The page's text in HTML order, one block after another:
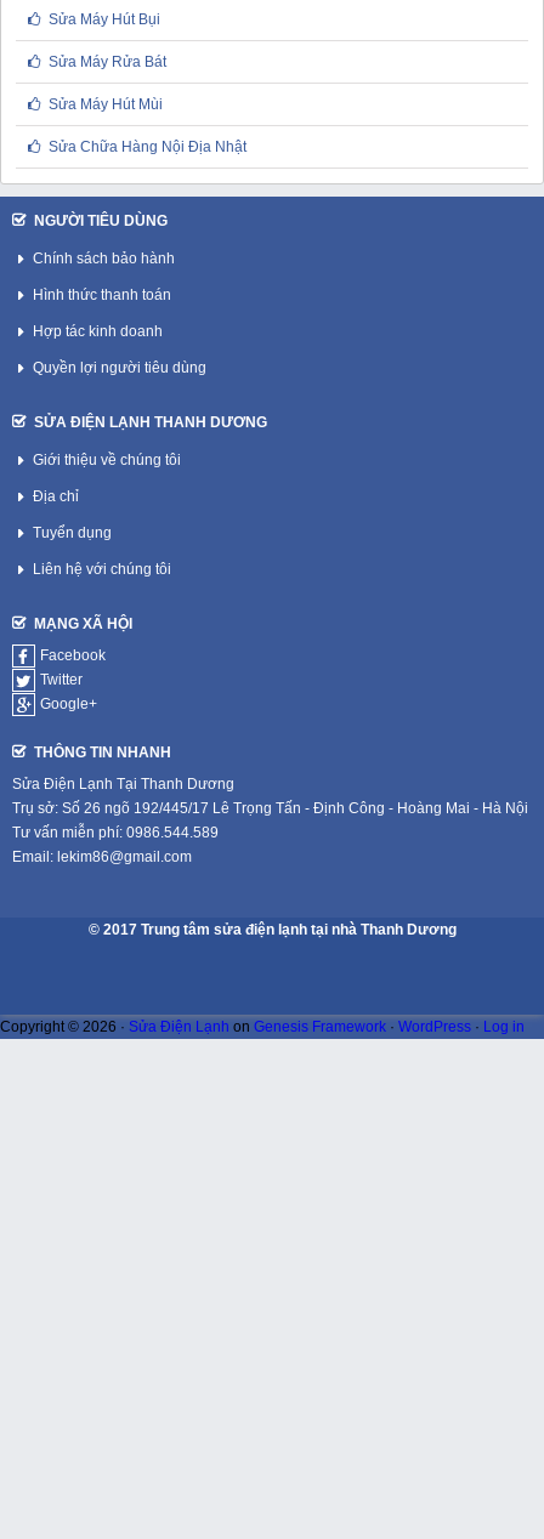
Sửa Máy Hút Bụi
Sửa Máy Rửa Bát
Sửa Máy Hút Mùi
Sửa Chữa Hàng Nội Địa Nhật
NGƯỜI TIÊU DÙNG
Chính sách bảo hành
Hình thức thanh toán
Hợp tác kinh doanh
Quyền lợi người tiêu dùng
SỬA ĐIỆN LẠNH THANH DƯƠNG
Giới thiệu về chúng tôi
Địa chỉ
Tuyển dụng
Liên hệ với chúng tôi
MẠNG XÃ HỘI
Facebook
Twitter
Google+
THÔNG TIN NHANH
Sửa Điện Lạnh Tại Thanh Dương
Trụ sở: Số 26 ngõ 192/445/17 Lê Trọng Tấn - Định Công - Hoàng Mai - Hà Nội
Tư vấn miễn phí: 0986.544.589
Email: lekim86@gmail.com
© 2017 Trung tâm sửa điện lạnh tại nhà Thanh Dương
Copyright © 2026 · Sửa Điện Lạnh on Genesis Framework · WordPress · Log in